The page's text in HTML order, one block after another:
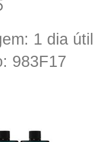
1 dia útil
983F17